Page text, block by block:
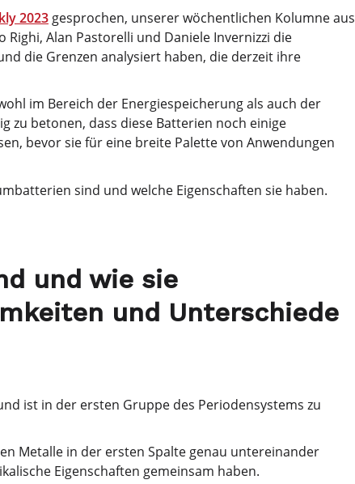
2023 gesprochen, unserer wöchentlichen Kolumne aus
Alan Pastorelli und Daniele Invernizzi die
die Grenzen analysiert haben, die derzeit ihre
im Bereich der Energiespeicherung als auch der
zu betonen, dass diese Batterien noch einige
bevor sie für eine breite Palette von Anwendungen
sind und welche Eigenschaften sie haben.
und wie sie
und Unterschiede
ist in der ersten Gruppe des Periodensystems zu
Metalle in der ersten Spalte genau untereinander
Eigenschaften gemeinsam haben.